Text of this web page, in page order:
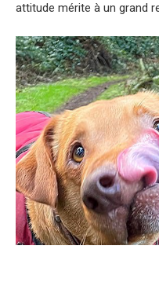
attitude mérite à un grand